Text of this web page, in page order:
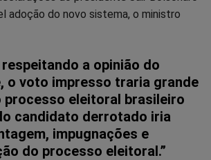
adoção do novo sistema, o ministro
a opinião do
o voto impresso traria grande
processo eleitoral brasileiro
candidato derrotado iria
impugnações e
do processo eleitoral.”